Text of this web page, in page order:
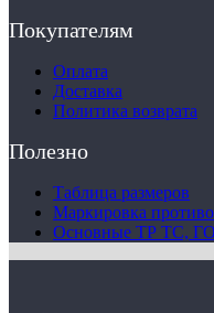
Покупателям
Оплата
Доставка
Политика возврата
Полезно
Таблица размеров
Маркировка
Основные ТР ТС,